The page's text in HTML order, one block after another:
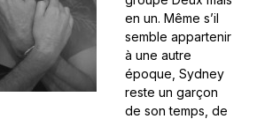
en un. Même s’il
semble appartenir
à une autre
époque, Sydney
reste un garçon
de son temps, de